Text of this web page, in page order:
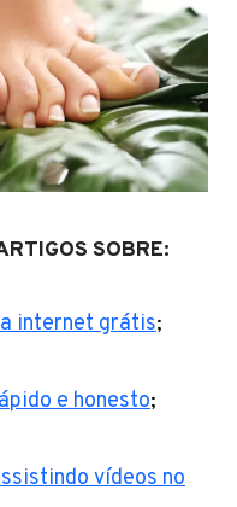
SOBRE:
internet grátis;
e honesto;
vídeos no